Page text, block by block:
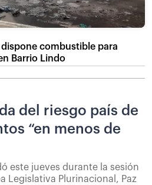
combustible para
Barrio Lindo
del riesgo país de
“en menos de
este jueves durante la sesión
Legislativa Plurinacional, Paz